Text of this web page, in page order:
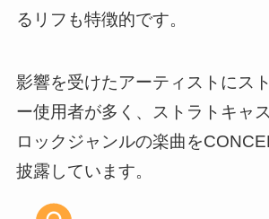
るリフも特徴的です。
影響を受けたアーティストにス
ー使用者が多く、ストラトキャ
ロックジャンルの楽曲を
披露しています。